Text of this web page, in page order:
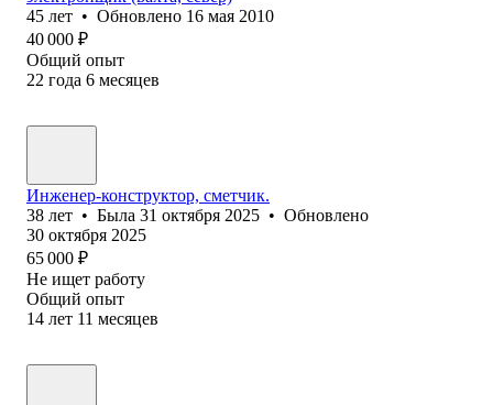
45 лет • Обновлено 16 мая 2010
40 000 ₽
Общий опыт
22 года 6 месяцев
Инженер-конструктор, сметчик.
38 лет • Была 31 октября 2025 • Обновлено
30 октября 2025
65 000 ₽
Не ищет работу
Общий опыт
14 лет 11 месяцев